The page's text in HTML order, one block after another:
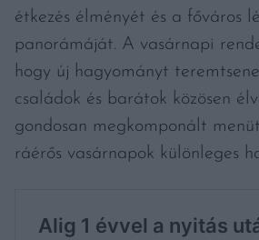
étkezés élményét és a főváros
panorámáját. A vasárnapi
hogy új hagyományt
családok és barátok közösen
gondosan megkomponált
ráérős vasárnapok különleges